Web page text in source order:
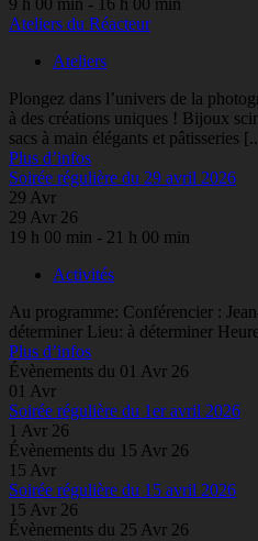
9 h 00 min - 16 h 00 min
Ateliers du Réacteur
Ateliers
Plongez dans l’univers de la
à des créations uniques ! Bijoux
sacs à main élégants et pâtisseries
Plus d’infos
Soirée régulière du 29 avril 2026
29 Avr
29 Avr 26
19 h 00 min - 21 h 00 min
Activités
Au programme: Conférencier :
déterminer Lieu: à déterminer
Plus d’infos
Évènements du 01 Avr 26
01 Avr
Soirée régulière du 1er avril 2026
1 Avr 26
Évènements du 15 Avr 26
15 Avr
Soirée régulière du 15 avril 2026
15 Avr 26
Évènements du 25 Avr 26